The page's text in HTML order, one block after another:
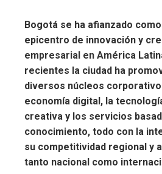
Bogotá se ha afianzado
epicentro de innovación y
empresarial en América
recientes la ciudad ha
diversos núcleos
economía digital, la
creativa y los servicios
conocimiento, todo con la
su competitividad regional y
tanto nacional como